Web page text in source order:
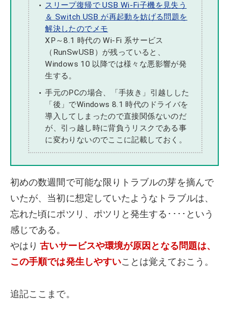
スリープ復帰で USB Wi-Fi子機を見失う
＆ Switch USB が再起動を妨げる問題を
解決したのでメモ
XP～8.1 時代の Wi-Fi 系サービス
（RunSwUSB）が残っていると、
Windows 10 以降では様々な悪影響が発
生する。
手元のPCの場合、「手抜き」引越しした
「後」でWindows 8.1 時代のドライバを
導入してしまったので直接関係ないのだ
が、引っ越し時に背負うリスクである事
に変わりないのでここに記載しておく。
初めの数週間で可能な限りトラブルの芽を摘んで
いたが、当初に想定していたようなトラブルは、
忘れた頃にポツリ、ポツリと発生する････という
感じである。
やはり古いサービスや環境が原因となる問題は、
この手順では発生しやすいことは覚えておこう。
追記ここまで。